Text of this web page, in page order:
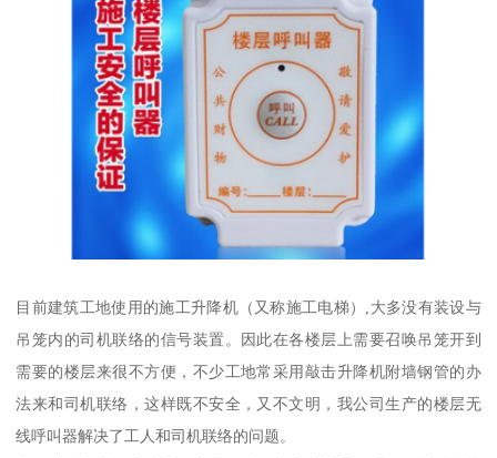
目前建筑工地使用的施工升降机（又称施工电梯）,大多没有装设与
吊笼内的司机联络的信号装置。因此在各楼层上需要召唤吊笼开到
需要的楼层来很不方便，不少工地常采用敲击升降机附墙钢管的办
法来和司机联络，这样既不安全，又不文明，我公司生产的楼层无
线呼叫器解决了工人和司机联络的问题。